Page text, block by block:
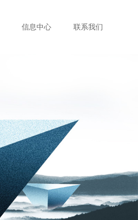
信息中心 联系我们